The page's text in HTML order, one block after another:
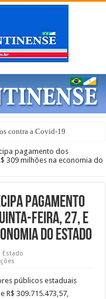
tramitação nas comissões
pagamento dos
309 milhões na economia do
pagamento
feira, 27, e
do Estado
Estado
públicos estaduais
R$ 309.715.473,57,